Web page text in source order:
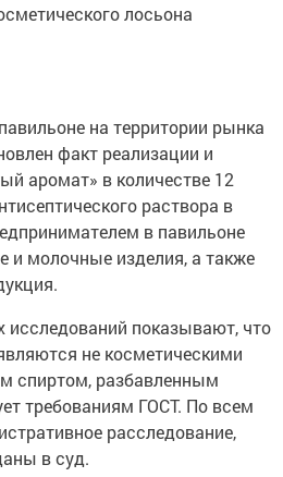
лосьона
на территории рынка
факт реализации и
аромат» в количестве 12
раствора в
в павильоне
и молочные изделия, а также
исследований показывают, что
не косметическими
спиртом, разбавленным
требованиям ГОСТ. По всем
расследование,
в суд.